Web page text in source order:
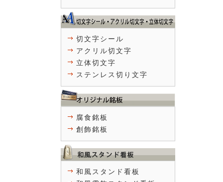
切文字シール
アクリル切文字
立体切文字
ステンレス切り文字
腐食銘板
創飾銘板
和風スタンド看板